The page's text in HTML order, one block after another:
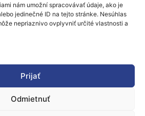
nám umožní spracovávať údaje, ako je
jedinečné ID na tejto stránke. Nesúhlas
nepriaznivo ovplyvniť určité vlastnosti a
Prijať
Odmietnuť
výskumný priestor
programy pre výskum
Odber noviniek